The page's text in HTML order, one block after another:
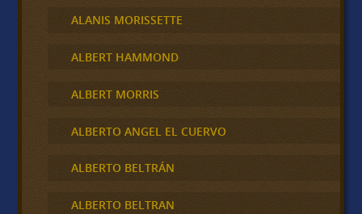
ALANIS MORISSETTE
ALBERT HAMMOND
ALBERT MORRIS
ALBERTO ANGEL EL CUERVO
ALBERTO BELTRÁN
ALBERTO BELTRAN